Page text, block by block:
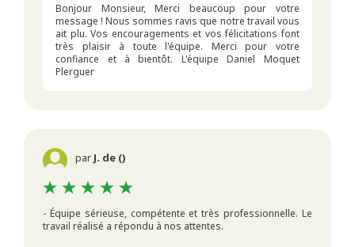
Bonjour Monsieur, Merci beaucoup pour votre
message ! Nous sommes ravis que notre travail vous
ait plu. Vos encouragements et vos félicitations font
très plaisir à toute l'équipe. Merci pour votre
confiance et à bientôt. L'équipe Daniel Moquet
Plerguer
par J. de ()
- Équipe sérieuse, compétente et très professionnelle. Le
travail réalisé a répondu à nos attentes.